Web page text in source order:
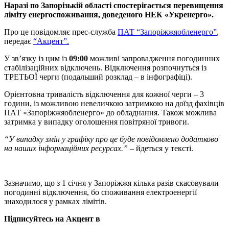
Наразі по Запорізькій області спостерігається перевищення
ліміту енергоспоживання, доведеного НЕК «Укренерго».
Про це повідомляє прес-служба ПАТ “Запоріжжяобленерго”,
передає “Акцент”.
У зв’язку із цим із 09:00 можливі запровадження погодинних
стабілізаційних відключень. Відключення розпочнуться із
ТРЕТЬОЇ черги (подальший розклад – в інфографіці).
Орієнтовна тривалість відключення для кожної черги – 3
години, із можливою невеличкою затримкою на доїзд фахівців
ПАТ «Запоріжжяобленерго» до обладнання. Також можлива
затримка у випадку оголошення повітряної тривоги.
“У випадку змін у графіку про це буде повідомлено додатково
на наших інформаційних ресурсах.” – йдеться у тексті.
Зазначимо, що з 1 січня у Запоріжжя кілька разів скасовували
погодинні відключення, бо споживання електроенергії
знаходилося у рамках лімітів.
Підписуйтесь на Акцент в